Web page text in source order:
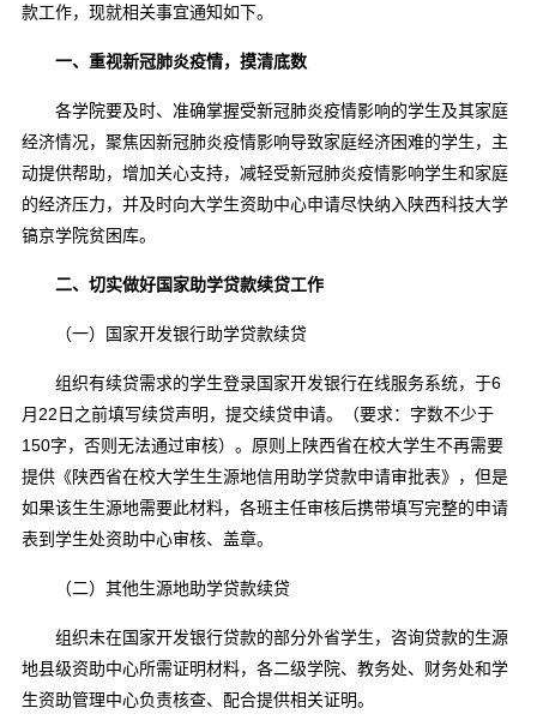
款工作，现就相关事宜通知如下。
一、重视新冠肺炎疫情，摸清底数
各学院要及时、准确掌握受新冠肺炎疫情影响的学生及其家庭
经济情况，聚焦因新冠肺炎疫情影响导致家庭经济困难的学生，主
动提供帮助，增加关心支持，减轻受新冠肺炎疫情影响学生和家庭
的经济压力，并及时向大学生资助中心申请尽快纳入陕西科技大学
镐京学院贫困库。
二、切实做好国家助学贷款续贷工作
（一）国家开发银行助学贷款续贷
组织有续贷需求的学生登录国家开发银行在线服务系统，于6
月22日之前填写续贷声明，提交续贷申请。（要求：字数不少于
150字，否则无法通过审核）。原则上陕西省在校大学生不再需要
提供《陕西省在校大学生生源地信用助学贷款申请审批表》，但是
如果该生生源地需要此材料，各班主任审核后携带填写完整的申请
表到学生处资助中心审核、盖章。
（二）其他生源地助学贷款续贷
组织未在国家开发银行贷款的部分外省学生，咨询贷款的生源
地县级资助中心所需证明材料，各二级学院、教务处、财务处和学
生资助管理中心负责核查、配合提供相关证明。